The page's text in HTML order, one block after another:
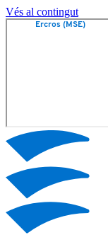
Vés al contingut